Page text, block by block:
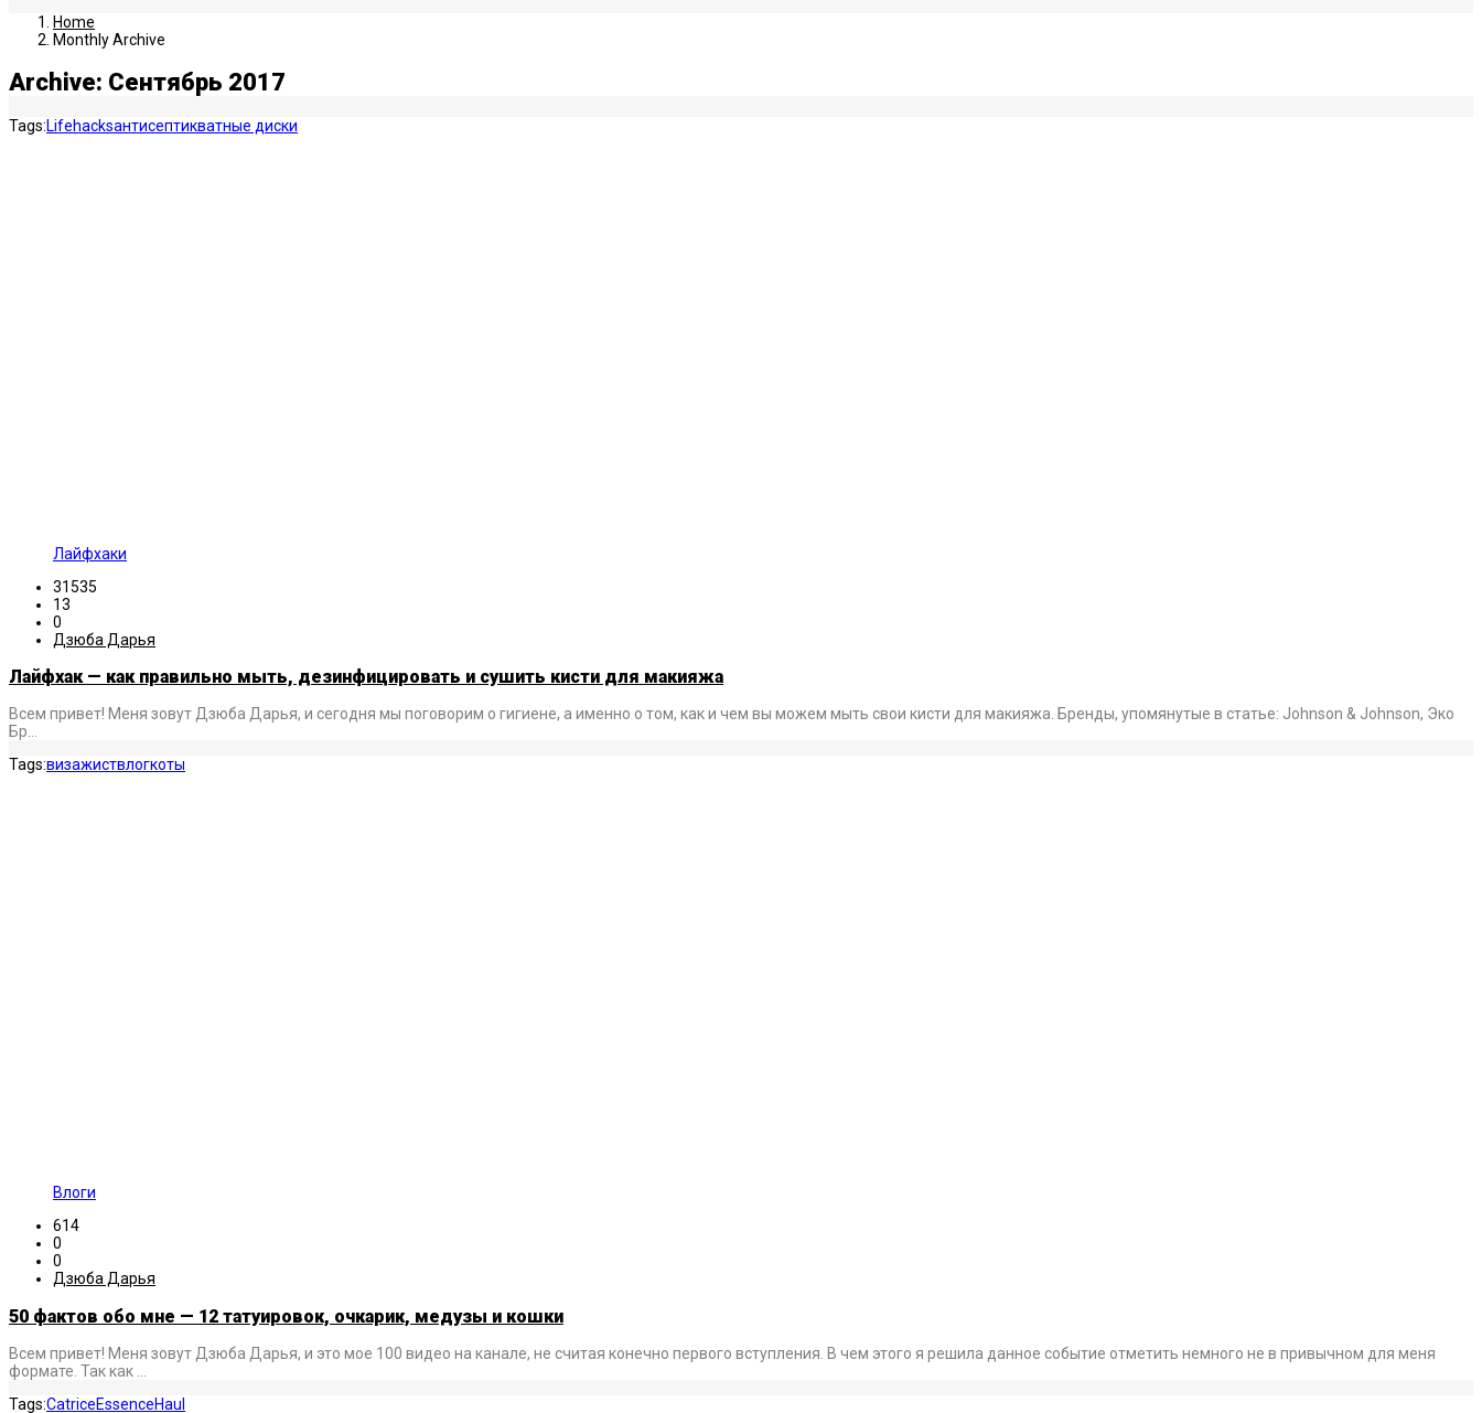
Home
Monthly Archive
Archive: Сентябрь 2017
Tags:Lifehacksантисептикватные диски
Лайфхаки
31535
13
0
Дзюба Дарья
Лайфхак — как правильно мыть, дезинфицировать и сушить кисти для макияжа
Всем привет! Меня зовут Дзюба Дарья, и сегодня мы поговорим о гигиене, а именно о том, как и чем вы можем мыть свои кисти для макияжа. Бренды, упомянутые в статье: Johnson & Johnson, Эко
Бр…
Tags:визажиствлогкоты
Влоги
614
0
0
Дзюба Дарья
50 фактов обо мне — 12 татуировок, очкарик, медузы и кошки
Всем привет! Меня зовут Дзюба Дарья, и это мое 100 видео на канале, не считая конечно первого вступления. В чем этого я решила данное событие отметить немного не в привычном для меня
формате. Так как …
Tags:CatriceEssenceHaul